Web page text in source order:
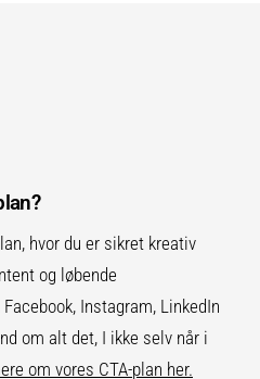
hvor du er sikret kreativ
og løbende
Instagram, LinkedIn
om alt det, I ikke selv når i
om vores CTA-plan her.